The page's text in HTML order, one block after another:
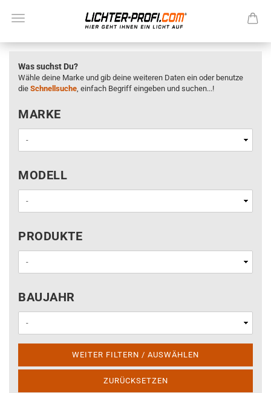
Was suchst Du?
Wähle deine Marke und gib deine weiteren Daten ein oder benutze
die Schnellsuche, einfach Begriff eingeben und suchen...!
MARKE
MARKE
MODELL
MODELL
PRODUKTE
PRODUKTE
BAUJAHR
BAUJAHR
WEITER FILTERN / AUSWÄHLEN
ZURÜCKSETZEN